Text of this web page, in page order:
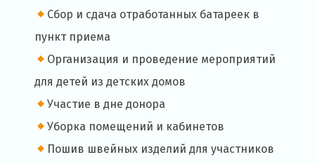
Сбор и сдача отработанных батареек в
пункт приема
Организация и проведение мероприятий
для детей из детских домов
Участие в дне донора
Уборка помещений и кабинетов
Пошив швейных изделий для участников